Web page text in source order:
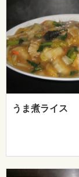
うま煮ライス